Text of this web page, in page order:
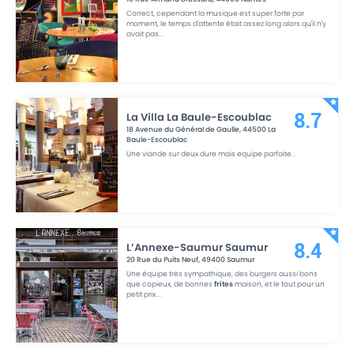
Correct, cependant la musique est super forte par
moment, le temps d'attente était assez long alors qu'il n'y
avait pas...
La Villa La Baule-Escoublac
18 Avenue du Général de Gaulle,44500La
Baule-Escoublac
Une viande sur deux dure mais equipe parfaite...
8.7
L’Annexe-Saumur Saumur
20 Rue du Puits Neuf,49400Saumur
Une équipe très sympathique, des burgers aussi bons
que copieux, de bonnesfritesmaison, et le tout pour un
petit prix....
8.4